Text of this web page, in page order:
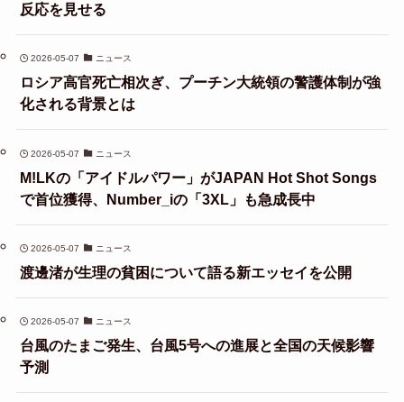
反応を見せる
2026-05-07 ニュース
ロシア高官死亡相次ぎ、プーチン大統領の警護体制が強
化される背景とは
2026-05-07 ニュース
M!LKの「アイドルパワー」がJAPAN Hot Shot Songs
で首位獲得、Number_iの「3XL」も急成長中
2026-05-07 ニュース
渡邊渚が生理の貧困について語る新エッセイを公開
2026-05-07 ニュース
台風のたまご発生、台風5号への進展と全国の天候影響
予測